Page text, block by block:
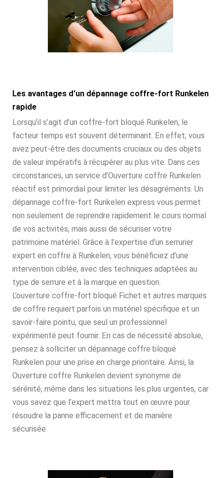
Les avantages d’un dépannage coffre-fort Runkelen
rapide
Lorsqu’il s’agit d’un coffre-fort bloqué Runkelen, le
facteur temps est souvent déterminant. En effet, vous
avez peut-être des documents cruciaux ou des objets
de valeur impératifs à récupérer au plus vite. Dans ces
circonstances, un service d’Ouverture coffre Runkelen
réactif est primordial pour limiter les désagréments. Un
dépannage coffre-fort Runkelen express vous permet
non seulement de reprendre rapidement le cours normal
de vos activités, mais aussi de sécuriser votre
patrimoine matériel. Grâce à l’expertise d’un serrurier
expert en coffre à Runkelen, vous bénéficiez d’une
intervention ciblée, avec des techniques adaptées au
type de serrure et à la marque en question.
L’ouverture coffre-fort bloqué Fichet et autres marques
de coffre requiert parfois un matériel spécifique et un
savoir-faire pointu, que seul un professionnel
expérimenté peut fournir. En cas de nécessité absolue,
pensez à solliciter un dépannage coffre bloqué
Runkelen pour une prise en charge prioritaire. Ainsi, la
Ouverture coffre Runkelen devient synonyme de
sérénité, même dans les situations les plus urgentes, car
vous savez que l’expert mettra tout en œuvre pour
résoudre la panne efficacement et de manière
sécurisée.